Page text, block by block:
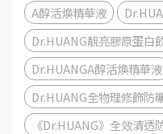
A醇活煥精華液
Dr.HUANG靚亮膠原蛋白
Dr.HUANGA醇活煥精華液
Dr.HUANG全物理修飾防
《Dr.HUANG》全效清透